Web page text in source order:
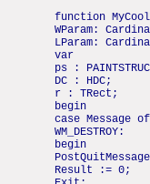
function
WParam:
LParam:
var
ps :
DC : HDC;
r : TRect;
begin
case Message of
WM_DESTROY:
begin
Result := 0;